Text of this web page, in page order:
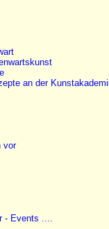
an der
vor
- Events ....